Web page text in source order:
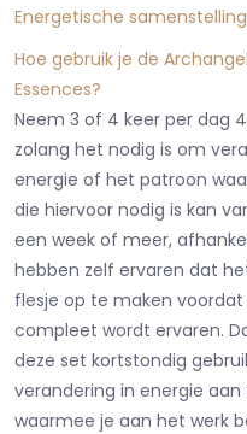
Energetische
Hoe gebruik je de
Essences?
Neem 3 of 4 keer per dag
zolang het nodig is om
energie of het patroon
die hiervoor nodig is kan
een week of meer,
hebben zelf ervaren dat
flesje op te maken
compleet wordt ervaren.
deze set kortstondig
verandering in energie
waarmee je aan het werk